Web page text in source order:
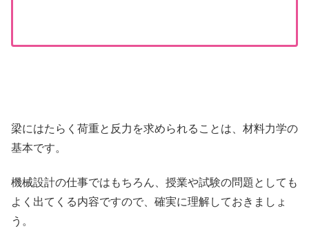
梁にはたらく荷重と反力を求められることは、材料力学の
基本です。
機械設計の仕事ではもちろん、授業や試験の問題としても
よく出てくる内容ですので、確実に理解しておきましょ
う。